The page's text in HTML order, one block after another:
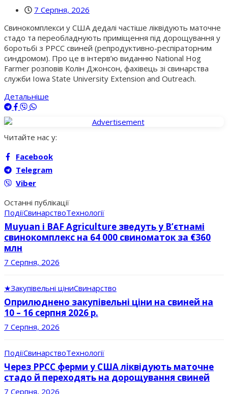
7 Серпня, 2026
Свинокомплекси у США дедалі частіше ліквідують маточне
стадо та переобладнують приміщення під дорощування у
боротьбі з РРСС свиней (репродуктивно-респіраторним
синдромом). Про це в інтерв’ю виданню National Hog
Farmer розповів Колін Джонсон, фахівець зі свинарства
служби Iowa State University Extension and Outreach.
Детальніше
Читайте нас у:
Facebook
Telegram
Viber
Останні публікації
ПодіїСвинарствоТехнології
Muyuan і BAF Agriculture зведуть у В’єтнамі
свинокомплекс на 64 000 свиноматок за €360
млн
7 Серпня, 2026
★Закупівельні ціниСвинарство
Оприлюднено закупівельні ціни на свиней на
10 – 16 серпня 2026 р.
7 Серпня, 2026
ПодіїСвинарствоТехнології
Через РРСС ферми у США ліквідують маточне
стадо й переходять на дорощування свиней
7 Серпня, 2026